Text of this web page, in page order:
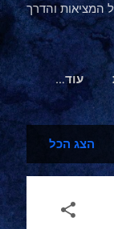
המציאות והדרך
‏עוד…
הצג הכל